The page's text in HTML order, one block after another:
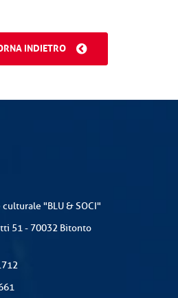
INDIETRO
"BLU & SOCI"
51 - 70032 Bitonto